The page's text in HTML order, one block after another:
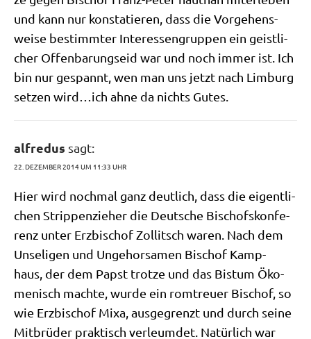
und kann nur kon­sta­tie­ren, dass die Vor­ge­hens­
wei­se bestimm­ter Inter­es­sen­grup­pen ein geist­li­
cher Offen­ba­rungs­eid war und noch immer ist. Ich
bin nur gespannt, wen man uns jetzt nach Lim­burg
set­zen wird…ich ahne da nichts Gutes.
alfredus sagt:
22. DEZEMBER 2014 UM 11:33 UHR
Hier wird noch­mal ganz deut­lich, dass die eigent­li­
chen Strip­pen­zie­her die Deut­sche Bischofskonfe-
renz unter Erz­bi­schof Zol­lit­sch waren. Nach dem
Unse­li­gen und Unge­hor­sa­men Bischof Kamp-
haus, der dem Papst trot­ze und das Bis­tum Öko­
me­nisch mach­te, wur­de ein rom­treu­er Bischof, so
wie Erz­bi­schof Mixa, aus­ge­grenzt und durch sei­ne
Mit­brü­der prak­tisch ver­leum­det. Natür­lich war